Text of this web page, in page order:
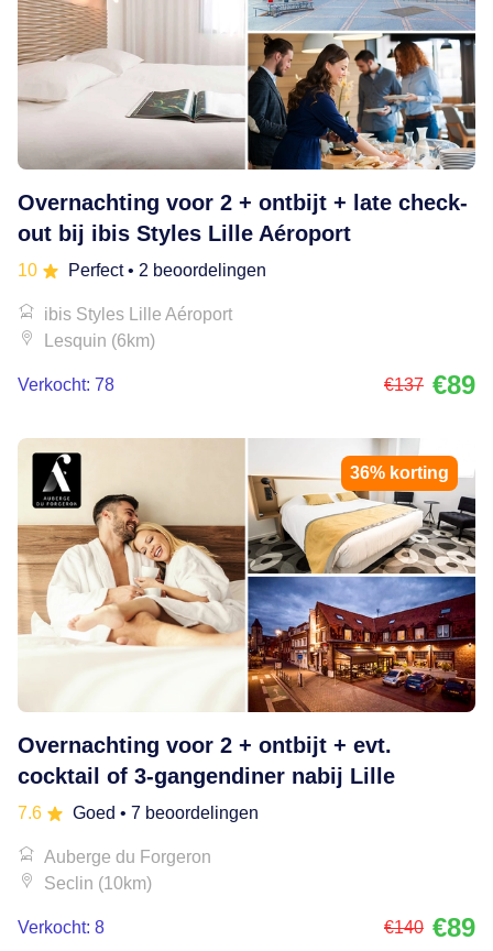
Overnachting voor 2 + ontbijt + late check-
out bij ibis Styles Lille Aéroport
10 Perfect• 2 beoordelingen
ibis Styles Lille Aéroport
Lesquin (6km)
Verkocht: 78 €137 €89
36% korting
Overnachting voor 2 + ontbijt + evt.
cocktail of 3-gangendiner nabij Lille
7.6 Goed • 7 beoordelingen
Auberge du Forgeron
Seclin (10km)
Verkocht: 8 €140 €89